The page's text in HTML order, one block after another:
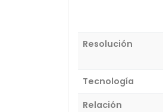
Resolución
Tecnología
Relación